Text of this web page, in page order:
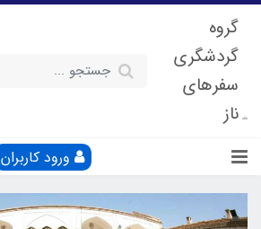
گروه
گردشگری
سفرهای
ناز
ورود کاربران